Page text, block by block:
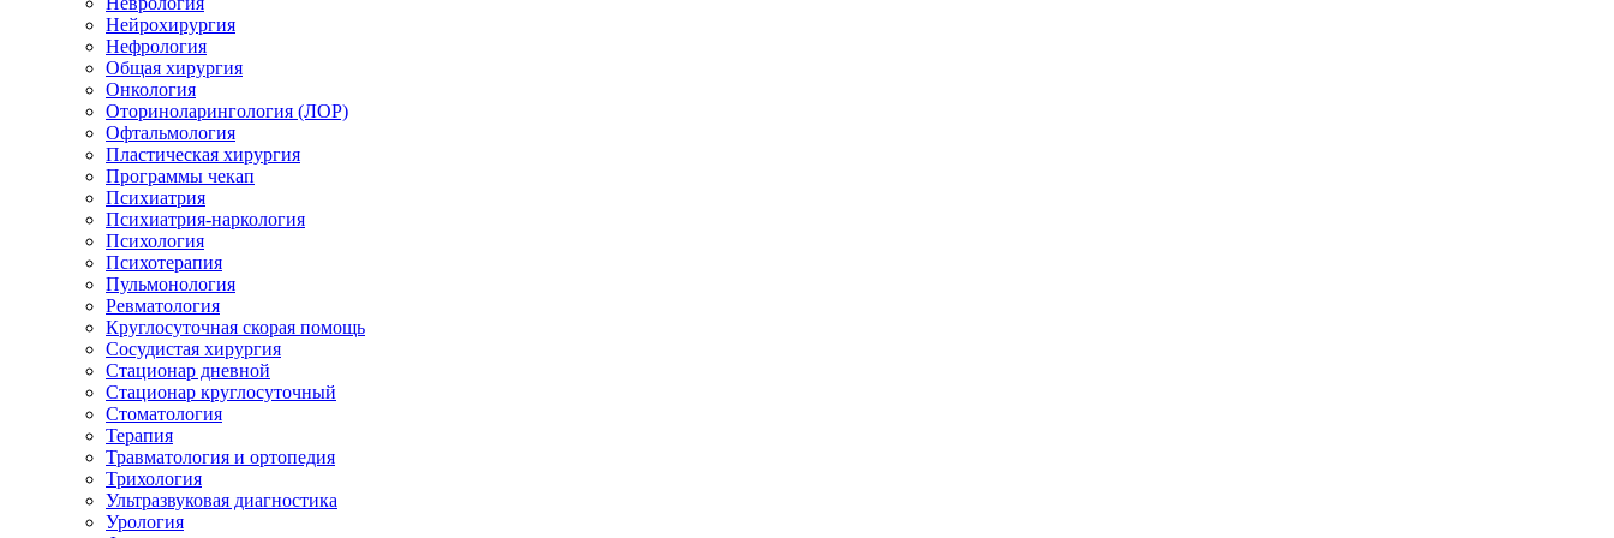
Нейрохирургия
Нефрология
Общая хирургия
Онкология
Оториноларингология (ЛОР)
Офтальмология
Пластическая хирургия
Программы чекап
Психиатрия
Психиатрия-наркология
Психология
Психотерапия
Пульмонология
Ревматология
Круглосуточная скорая помощь
Сосудистая хирургия
Стационар дневной
Стационар круглосуточный
Стоматология
Терапия
Травматология и ортопедия
Трихология
Ультразвуковая диагностика
Урология